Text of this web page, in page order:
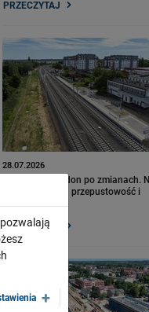
PRZECZYTAJ
28.07.2026
Bydgoszcz Fordon po zmianach.
perony, większa przepustowość i
kolejny…
PRZECZYTAJ